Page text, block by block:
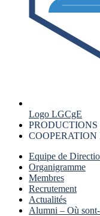
Logo LGCgE
Equipe de
Organigramme
Membres
Recrutement
Actualités
Alumni – Où